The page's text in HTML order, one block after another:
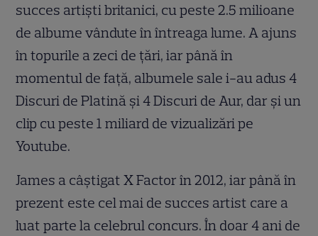
succes artiști britanici, cu peste 2.5 milioane
de albume vândute în întreaga lume. A ajuns
în topurile a zeci de țări, iar până în
momentul de față, albumele sale i-au adus 4
Discuri de Platină și 4 Discuri de Aur, dar și un
clip cu peste 1 miliard de vizualizări pe
Youtube.
James a câștigat X Factor în 2012, iar până în
prezent este cel mai de succes artist care a
luat parte la celebrul concurs. În doar 4 ani de